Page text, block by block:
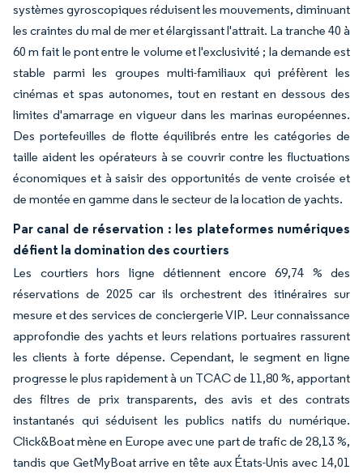
systèmes gyroscopiques réduisent les mouvements, diminuant
les craintes du mal de mer et élargissant l'attrait. La tranche 40 à
60 m fait le pont entre le volume et l'exclusivité ; la demande est
stable parmi les groupes multi-familiaux qui préfèrent les
cinémas et spas autonomes, tout en restant en dessous des
limites d'amarrage en vigueur dans les marinas européennes.
Des portefeuilles de flotte équilibrés entre les catégories de
taille aident les opérateurs à se couvrir contre les fluctuations
économiques et à saisir des opportunités de vente croisée et
de montée en gamme dans le secteur de la location de yachts.
Par canal de réservation : les plateformes numériques
défient la domination des courtiers
Les courtiers hors ligne détiennent encore 69,74 % des
réservations de 2025 car ils orchestrent des itinéraires sur
mesure et des services de conciergerie VIP. Leur connaissance
approfondie des yachts et leurs relations portuaires rassurent
les clients à forte dépense. Cependant, le segment en ligne
progresse le plus rapidement à un TCAC de 11,80 %, apportant
des filtres de prix transparents, des avis et des contrats
instantanés qui séduisent les publics natifs du numérique.
Click&Boat mène en Europe avec une part de trafic de 28,13 %,
tandis que GetMyBoat arrive en tête aux États-Unis avec 14,01